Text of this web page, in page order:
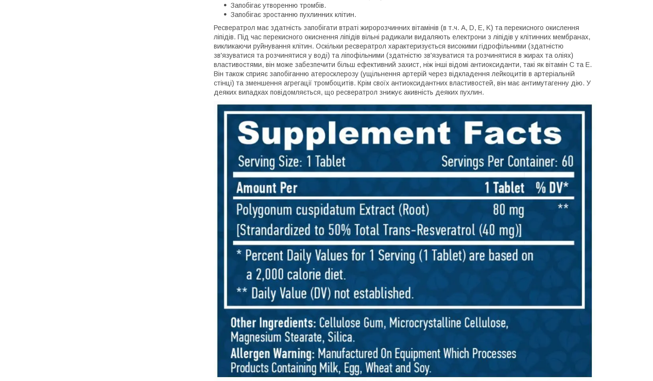
Запобігає утворенню тромбів.
Запобігає зростанню пухлинних клітин.
Ресвератрол має здатність запобігати втраті жиророзчинних вітамінів (в т.ч. A, D, E, K) та перекисного окислення
ліпідів. Під час перекисного окиснення ліпідів вільні радикали видаляють електрони з ліпідів у клітинних мембранах,
викликаючи руйнування клітин. Оскільки ресвератрол характеризується високими гідрофільними (здатністю
зв'язуватися та розчинятися у воді) та ліпофільними (здатністю зв'язуватися та розчинятися в жирах та оліях)
властивостями, він може забезпечити більш ефективний захист, ніж інші відомі антиоксиданти, такі як вітамін С та E.
Він також сприяє запобіганню атеросклерозу (ущільнення артерій через відкладення лейкоцитів в артеріальній
стінці) та зменшення агрегації тромбоцитів. Крім своїх антиоксидантних властивостей, він має антимутагенну дію. У
деяких випадках повідомляється, що ресвератрол знижує акивність деяких пухлин.